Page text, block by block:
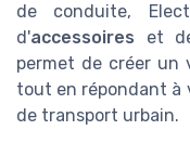
de conduite,
d'accessoires et
permet de créer un
tout en répondant à
de transport urbain.